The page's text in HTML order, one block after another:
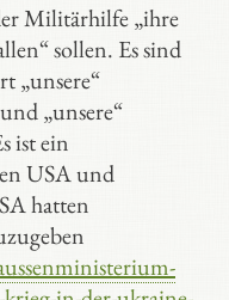
Militärhilfe „ihre
sollen. Es sind
„unsere“
„unsere“
ist ein
USA und
hatten